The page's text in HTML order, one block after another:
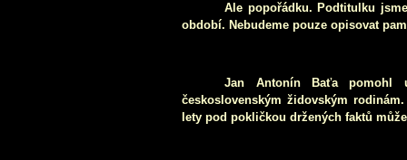
Ale popořádku. Podtitulku
období. Nebudeme pouze opisovat
Jan Antonín Baťa pomohl
československým židovským
lety pod pokličkou držených faktů